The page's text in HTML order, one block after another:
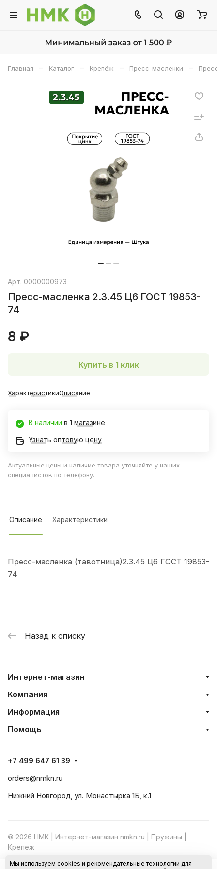
Главная – Каталог – Крепёж – Пресс-масленки –
Арт. 0000000973
Пресс-масленка 2.3.45 Ц6 ГОСТ 19853-
74
8 ₽
Купить в 1 клик
ХарактеристикиОписание
В наличии в 1 магазине
Узнать оптовую цену
Актуальные цены и наличие товара уточняйте у наших
специалистов по телефону.
Описание Характеристики
Пресс-масленка (тавотница)2.3.45 Ц6 ГОСТ 19853-
74
Назад к списку
Интернет-магазин
Компания
Информация
Помощь
+7 499 647 61 39
orders@nmkn.ru
Нижний Новгород, ул. Монастырка 1Б, к.1
© 2026 НМК | Интернет-магазин nmkn.ru | Пружины |
Крепеж
Конфиденциальность Оферта
Мы используем cookies и рекомендательные технологии для